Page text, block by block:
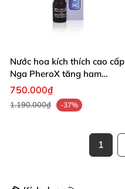
Nước hoa kích thích cao cấp
Nga PheroX tăng ham
muốn nhanh
750.000₫
1.190.000₫ -37%
1